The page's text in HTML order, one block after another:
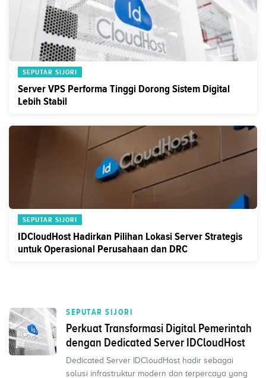
SEPUTAR SIJORI
Server VPS Performa Tinggi Dorong Sistem Digital
Lebih Stabil
SEPUTAR SIJORI
IDCloudHost Hadirkan Pilihan Lokasi Server Strategis
untuk Operasional Perusahaan dan DRC
SEPUTAR SIJORI
Perkuat Transformasi Digital Pemerintah
dengan Dedicated Server IDCloudHost
Dedicated Server IDCloudHost hadir sebagai
solusi infrastruktur modern dan terpercaya yang